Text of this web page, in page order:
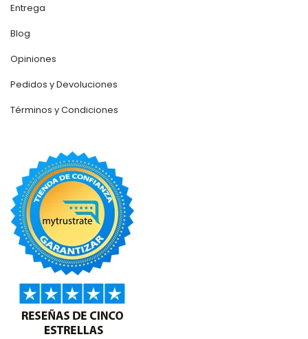
Entrega
Blog
Opiniones
Pedidos y Devoluciones
Términos y Condiciones